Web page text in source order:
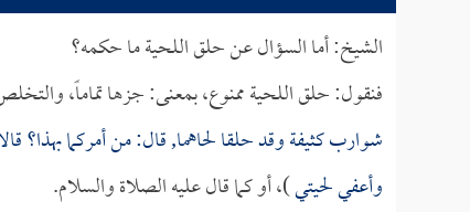
الشيخ: أما السؤال عن حلق اللحية ما حكمه؟
فنقول: حلق اللحية ممنوع، بمعنى: جزها تماماً،
شوارب كثيفة وقد حلقا لحاهما, قال: من أمركما بهذا؟
وأعفي لحيتي)، أو كما قال عليه الصلاة والسلام.